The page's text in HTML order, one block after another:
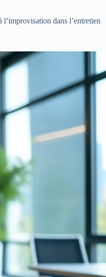
dans l’entretien